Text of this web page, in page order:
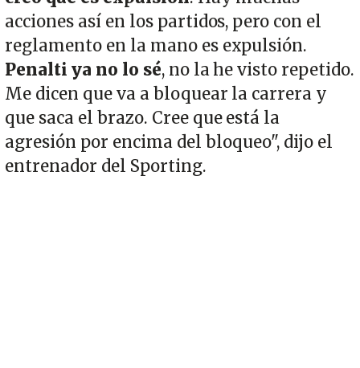
acciones así en los partidos, pero con el
reglamento en la mano es expulsión.
Penalti ya no lo sé, no la he visto repetido.
Me dicen que va a bloquear la carrera y
que saca el brazo. Cree que está la
agresión por encima del bloqueo", dijo el
entrenador del Sporting.